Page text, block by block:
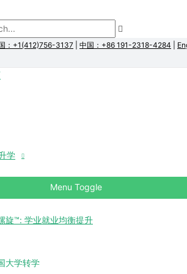
：+1(412)756-3137 中国：+86 191-2318-4284
学
Menu Toggle
旋™: 学业就业均衡提升
大学转学